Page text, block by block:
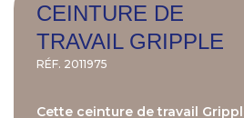
CEINTURE DE
TRAVAIL GRIPPLE
RÉF. 2011975
Cette ceinture de travail